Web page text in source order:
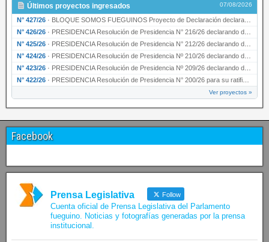
Últimos proyectos ingresados 07/08/2026
N° 427/26 · BLOQUE SOMOS FUEGUINOS Proyecto de Declaración declarando de interés provincial PRESIDENCI…
N° 426/26 · PRESIDENCIA Resolución de Presidencia N° 216/26 declarando de interés provincial la labor …
N° 425/26 · PRESIDENCIA Resolución de Presidencia N° 212/26 declarando de interés provincial el “50° A…
N° 424/26 · PRESIDENCIA Resolución de Presidencia Nº 210/26 declarando de interés provincial el proyec…
N° 423/26 · PRESIDENCIA Resolución de Presidencia Nº 209/26 declarando de interés provincial la presen…
N° 422/26 · PRESIDENCIA Resolución de Presidencia N° 200/26 para su ratificación.
Ver proyectos »
Facebook
Prensa Legislativa Follow
Cuenta oficial de Prensa Legislativa del Parlamento
fueguino. Noticias y fotografías generadas por la prensa
institucional.